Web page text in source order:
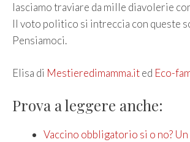
lasciamo traviare da mille diavolerie
Il voto politico si intreccia con queste
Pensiamoci.
Elisa di Mestieredimamma.ited Eco-
Prova a leggere anche:
Vaccino obbligatorio si o no?